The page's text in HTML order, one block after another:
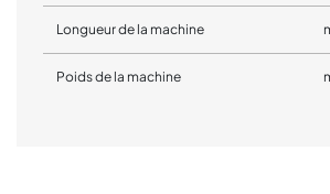
Longueur de la machine
Poids de la machine